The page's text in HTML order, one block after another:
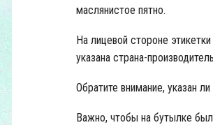
маслянистое пятно.
На лицевой стороне
указана страна-
Обратите внимание, указан
Важно, чтобы на бутылке